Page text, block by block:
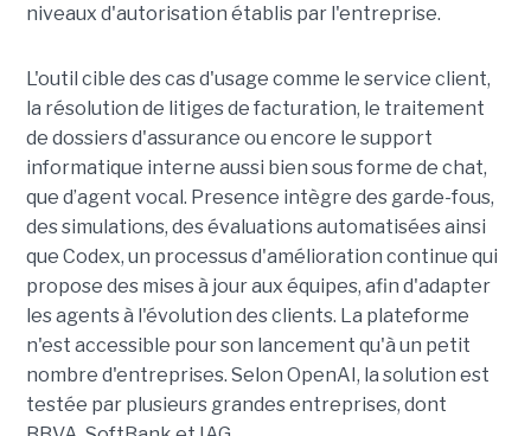
niveaux d'autorisation établis par l'entreprise.
L'outil cible des cas d'usage comme le service client,
la résolution de litiges de facturation, le traitement
de dossiers d'assurance ou encore le support
informatique interne aussi bien sous forme de chat,
que d’agent vocal. Presence intègre des garde-fous,
des simulations, des évaluations automatisées ainsi
que Codex, un processus d'amélioration continue qui
propose des mises à jour aux équipes, afin d'adapter
les agents à l'évolution des clients. La plateforme
n'est accessible pour son lancement qu'à un petit
nombre d'entreprises. Selon OpenAI, la solution est
testée par plusieurs grandes entreprises, dont